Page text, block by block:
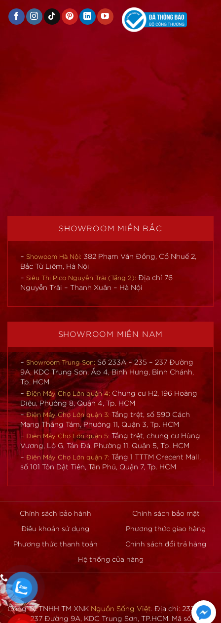
SHOWROOM MIỀN BẮC
– Showoom Hà Nội: 382 Phạm Văn Đồng, Cổ Nhuế 2,
Bắc Từ Liêm, Hà Nội
– Siêu Thị Pico Nguyễn Trãi (Tầng 2): Địa chỉ 76
Nguyễn Trãi – Thanh Xuân – Hà Nội
SHOWROOM MIỀN NAM
– Showroom Trung Sơn: Số 233A – 235 – 237 Đường
9A, KDC Trung Sơn, Ấp 4, Bình Hưng, Bình Chánh,
Tp. HCM
– Điện Máy Chợ Lớn quận 4: Chung cư H2, 196 Hoàng
Diệu, Phường 8, Quận 4, Tp. HCM
–Điện Máy Chợ Lớn quận 3: Tầng trệt, số 590 Cách
Mạng Tháng Tám, Phường 11, Quận 3, Tp. HCM
– Điện Máy Chợ Lớn quận 5: Tầng trệt, chung cư Hùng
Vương, Lô G, Tản Đà, Phường 11, Quận 5, Tp. HCM
– Điện Máy Chợ Lớn quận 7: Tầng 1 TTTM Crecent Mall,
số 101 Tôn Dật Tiên, Tân Phú, Quận 7, Tp. HCM
Chính sách bảo hành Chính sách bảo mật
Điều khoản sử dụng Phương thức giao hàng
Phương thức thanh toán Chính sách đổi trả hàng
Hệ thống cửa hàng
Công Ty TNHH TM XNK Nguồn Sống Việt. Địa chỉ: 233-235-
237 Đường 9A, KDC Trung Sơn, TP.HCM. Mã số